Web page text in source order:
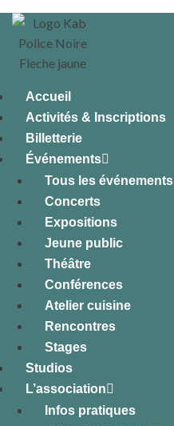
Accueil
Activités & Inscriptions
Billetterie
Événements
Tous les événements
Concerts
Expositions
Jeune public
Théâtre
Conférences
Atelier cuisine
Rencontres
Stages
Studios
L’association
Infos pratiques